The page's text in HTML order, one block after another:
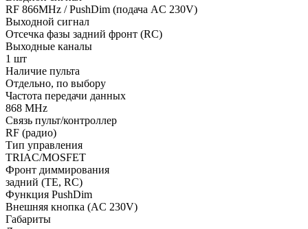
RF 866MHz / PushDim (подача AC 230V)
Выходной сигнал
Отсечка фазы задний фронт (RC)
Выходные каналы
1 шт
Наличие пульта
Отдельно, по выбору
Частота передачи данных
868 MHz
Связь пульт/контроллер
RF (радио)
Тип управления
TRIAC/MOSFET
Фронт диммирования
задний (TE, RC)
Функция PushDim
Внешняя кнопка (AC 230V)
Габариты